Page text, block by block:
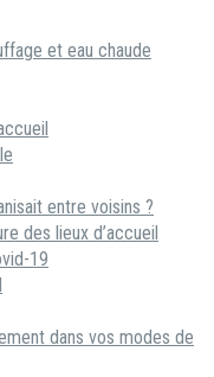
et eau chaude
entre voisins ?
des lieux d’accueil
19
dans vos modes de